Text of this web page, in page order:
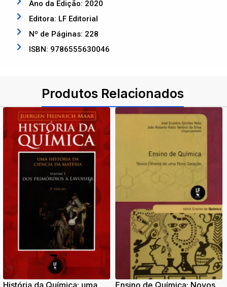
Ano da Edição: 2020
Editora: LF Editorial
Nº de Páginas: 228
ISBN: 9786555630046
Produtos Relacionados
História da Química: uma Ensino de Química: Novos